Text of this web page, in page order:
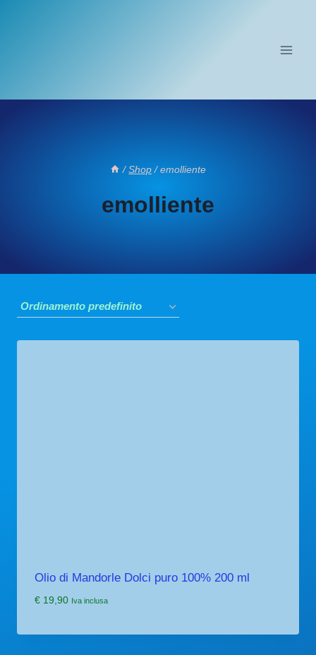
/ Shop / emolliente
emolliente
Olio di Mandorle Dolci puro 100% 200 ml
€19,90 Iva inclusa